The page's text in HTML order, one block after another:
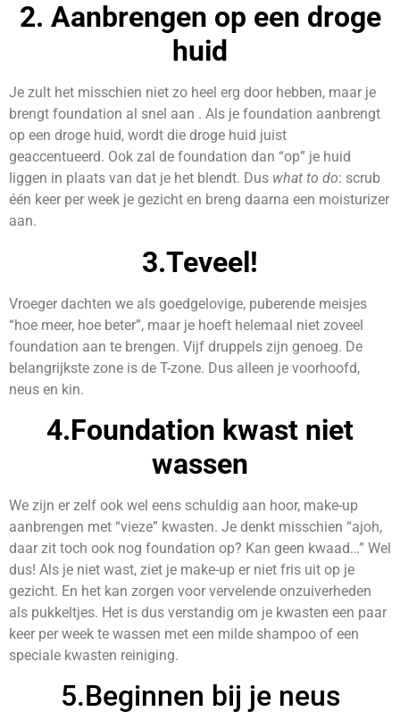
2. Aanbrengen op een droge
huid
Je zult het misschien niet zo heel erg door hebben, maar je
brengt foundation al snel aan . Als je foundation aanbrengt
op een droge huid, wordt die droge huid juist
geaccentueerd. Ook zal de foundation dan “op” je huid
liggen in plaats van dat je het blendt. Dus what to do: scrub
één keer per week je gezicht en breng daarna een moisturizer
aan.
3.Teveel!
Vroeger dachten we als goedgelovige, puberende meisjes
“hoe meer, hoe beter”, maar je hoeft helemaal niet zoveel
foundation aan te brengen. Vijf druppels zijn genoeg. De
belangrijkste zone is de T-zone. Dus alleen je voorhoofd,
neus en kin.
4.Foundation kwast niet
wassen
We zijn er zelf ook wel eens schuldig aan hoor, make-up
aanbrengen met “vieze” kwasten. Je denkt misschien “ajoh,
daar zit toch ook nog foundation op? Kan geen kwaad…” Wel
dus! Als je niet wast, ziet je make-up er niet fris uit op je
gezicht. En het kan zorgen voor vervelende onzuiverheden
als pukkeltjes. Het is dus verstandig om je kwasten een paar
keer per week te wassen met een milde shampoo of een
speciale kwasten reiniging.
5.Beginnen bij je neus